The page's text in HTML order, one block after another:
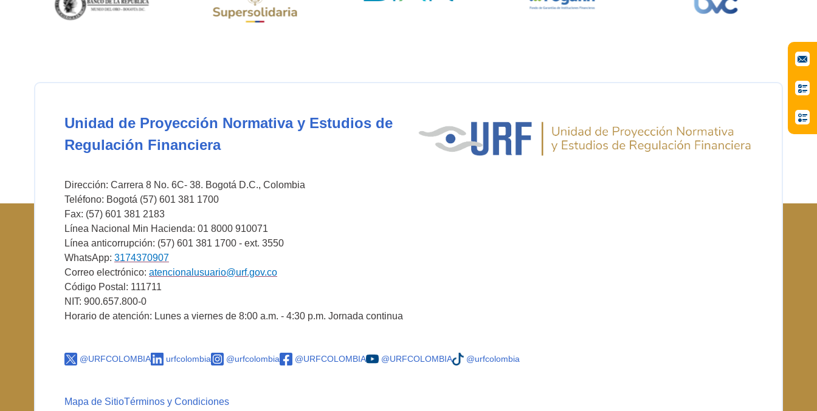
Unidad de Proyección Normativa y Estudios de
Regulación Financiera
Dirección: Carrera 8 No. 6C- 38. Bogotá D.C., Colombia
Teléfono: Bogotá (57) 601 381 1700
Fax: (57) 601 381 2183
Línea Nacional Min Hacienda: 01 8000 910071
Línea anticorrupción: (57) 601 381 1700 - ext. 3550
WhatsApp: 3174370907
Correo electrónico: atencionalusuario@urf.gov.co
Código Postal: 111711
NIT: 900.657.800-0
Horario de atención: Lunes a viernes de 8:00 a.m. - 4:30 p.m. Jornada continua
@URFCOLOMBIA urfcolombia @urfcolombia @URFCOLOMBIA @URFCOLOMBIA @urfcolombia
Mapa de SitioTérminos y Condiciones